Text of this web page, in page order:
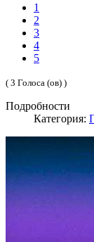
1
2
3
4
5
( 3 Голоса (ов) )
Подробности
Категория: